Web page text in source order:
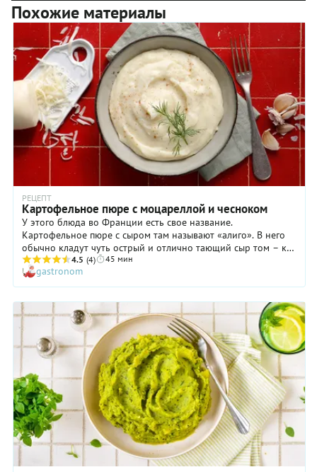
Похожие материалы
РЕЦЕПТ
Картофельное пюре с моцареллой и чесноком
У этого блюда во Франции есть свое название.
Картофельное пюре с сыром там называют «алиго». В него
обычно кладут чуть острый и отлично тающий сыр том – к
ему не нужно никаких добавок, он сам достаточно хорошо
«приправляет» картофель. Но с моцареллой консистенция
пюре – с тянущимися нитями сыра, которые так нравятся
детям, – получается не хуже, а пикантности можно добавить
при помощи пары зубчиков чеснока.
4.5 (4) 45 мин
gastronom